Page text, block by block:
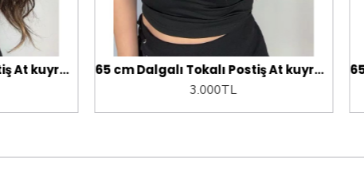
65 cm Dalgalı Tokalı Postiş At kuyruğu. 65 cm Dalgalı Tokalı Postiş At kuyruğu.
3.000TL